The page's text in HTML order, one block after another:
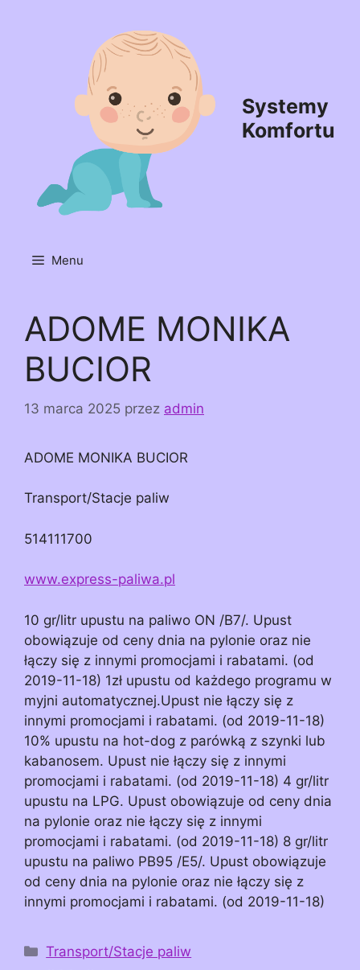
Systemy
Komfortu
Menu
ADOME MONIKA
BUCIOR
13 marca 2025 przez admin
ADOME MONIKA BUCIOR
Transport/Stacje paliw
514111700
www.express-paliwa.pl
10 gr/litr upustu na paliwo ON /B7/. Upust
obowiązuje od ceny dnia na pylonie oraz nie
łączy się z innymi promocjami i rabatami. (od
2019-11-18) 1zł upustu od każdego programu w
myjni automatycznej.Upust nie łączy się z
innymi promocjami i rabatami. (od 2019-11-18)
10% upustu na hot-dog z parówką z szynki lub
kabanosem. Upust nie łączy się z innymi
promocjami i rabatami. (od 2019-11-18) 4 gr/litr
upustu na LPG. Upust obowiązuje od ceny dnia
na pylonie oraz nie łączy się z innymi
promocjami i rabatami. (od 2019-11-18) 8 gr/litr
upustu na paliwo PB95 /E5/. Upust obowiązuje
od ceny dnia na pylonie oraz nie łączy się z
innymi promocjami i rabatami. (od 2019-11-18)
Kategorie
Transport/Stacje paliw